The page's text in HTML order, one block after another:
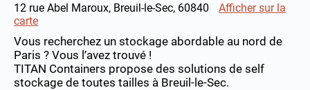
12 rue Abel Maroux, Breuil-le-Sec, 60840
Afficher sur la
carte
Vous recherchez un stockage abordable au nord de
Paris ? Vous l’avez trouvé !
TITAN Containers propose des solutions de self
stockage de toutes tailles à Breuil-le-Sec.